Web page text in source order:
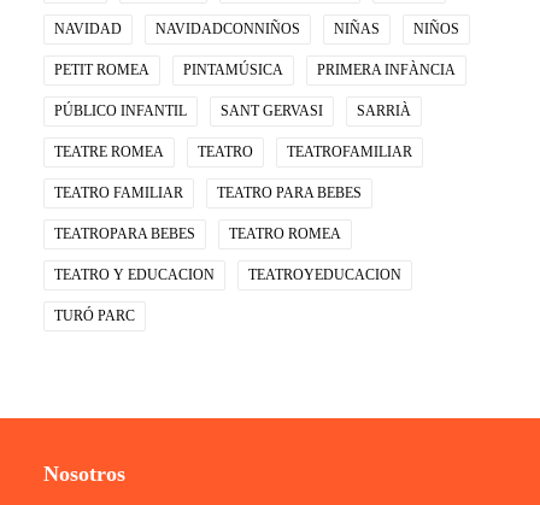
NAVIDAD NAVIDADCONNIÑOS NIÑAS NIÑOS
PETIT ROMEA PINTAMÚSICA PRIMERA INFÀNCIA
PÚBLICO INFANTIL SANT GERVASI SARRIÀ
TEATRE ROMEA TEATRO TEATROFAMILIAR
TEATRO FAMILIAR TEATRO PARA BEBES
TEATROPARA BEBES TEATRO ROMEA
TEATRO Y EDUCACION TEATROYEDUCACION
TURÓ PARC
Nosotros